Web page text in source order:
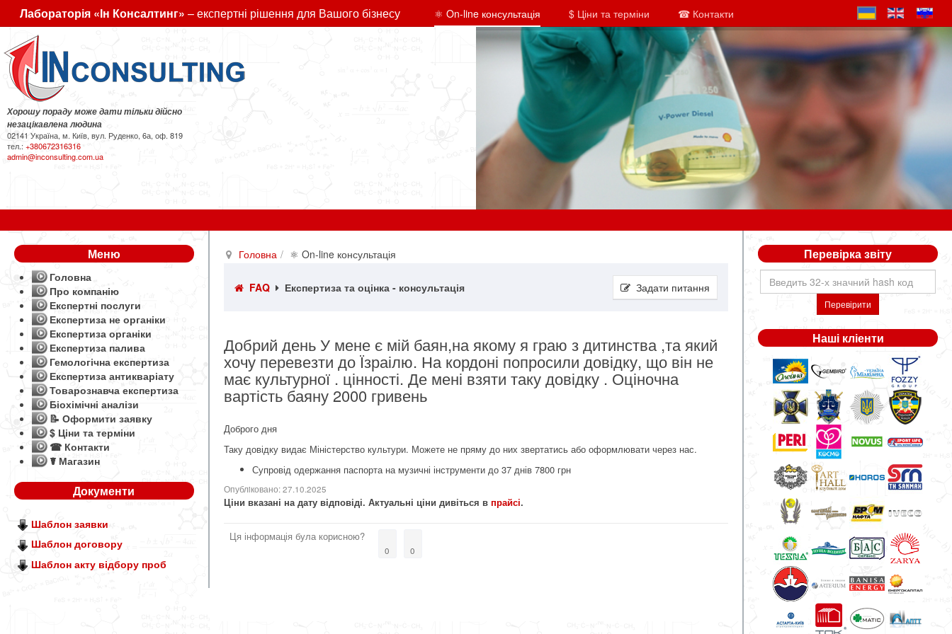
Лабораторія «Ін Консалтинг» – експертні рішення для Вашого бізнесу ⚛ On-line консультація $ Ціни та терміни ☎ Контакти
Хорошу пораду може дати тільки дійсно
незацікавлена людина
02141 Україна, м. Київ, вул. Руденко, 6а, оф. 819
тел.:+380672316316
admin@inconsulting.com.ua
Головна ⚛ On-line консультація
FAQ Експертиза та оцінка - консультація Задати питання
Добрий день У мене є мій баян,на якому я граю з дитинства ,та який
хочу перевезти до Їзраілю. На кордоні попросили довідку, що він не
має культурної . цінності. Де мені взяти таку довідку . Оціночна
вартість баяну 2000 гривень
Доброго дня
Таку довідку видає Міністерство культури. Можете не пряму до них звертатись або оформлювати через нас.
Супровід одержання паспорта на музичні інструменти до 37 днів 7800 грн
Опублiковано: 27.10.2025
Ціни вказані на дату відповіді. Актуальні ціни дивіться в прайсі.
Ця інформація була корисною?
0 0
Меню
Головна
Про компанію
Експертні послуги
Експертиза не органіки
Експертиза органіки
Експертиза палива
Гемологічна експертиза
Експертиза антикваріату
Товарознавча експертиза
Біохімічні аналізи
📝 Оформити заявку
$ Ціни та терміни
☎ Контакти
☤ Магазин
Документи
Шаблон заявки
Шаблон договору
Шаблон акту відбору проб
Перевірка звіту
Перевірити
Наші кліенти